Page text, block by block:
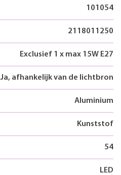
101054
2118011250
Exclusief 1 x max 15W E27
Ja, afhankelijk van de lichtbron
Aluminium
Kunststof
54
LED